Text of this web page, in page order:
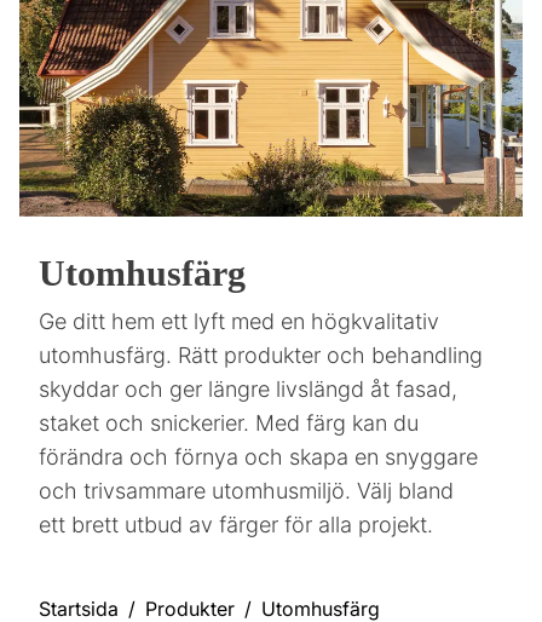
Utomhusfärg
Ge ditt hem ett lyft med en högkvalitativ
utomhusfärg. Rätt produkter och behandling
skyddar och ger längre livslängd åt fasad,
staket och snickerier. Med färg kan du
förändra och förnya och skapa en snyggare
och trivsammare utomhusmiljö. Välj bland
ett brett utbud av färger för alla projekt.
Startsida Produkter Utomhusfärg